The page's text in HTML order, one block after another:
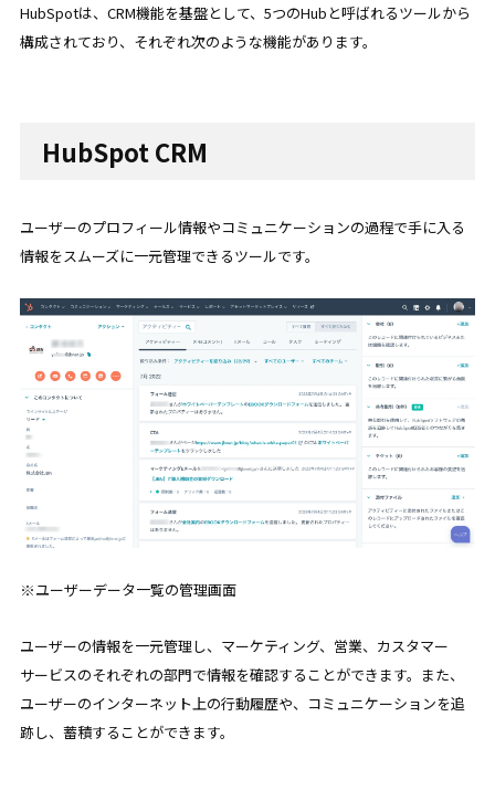
HubSpotは、CRM機能を基盤として、5つのHubと呼ばれるツールから
構成されており、それぞれ次のような機能があります。
HubSpot CRM
ユーザーのプロフィール情報やコミュニケーションの過程で手に入る
情報をスムーズに一元管理できるツールです。
※ユーザーデータ一覧の管理画面
ユーザーの情報を一元管理し、マーケティング、営業、カスタマー
サービスのそれぞれの部門で情報を確認することができます。また、
ユーザーのインターネット上の行動履歴や、コミュニケーションを追
跡し、蓄積することができます。